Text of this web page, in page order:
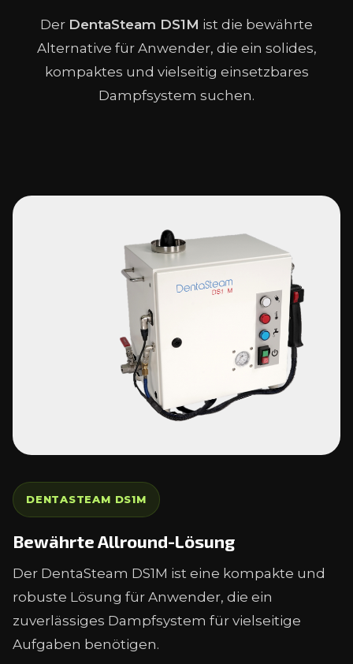
Der DentaSteam DS1M ist die bewährte
Alternative für Anwender, die ein solides,
kompaktes und vielseitig einsetzbares
Dampfsystem suchen.
DENTASTEAM DS1M
Bewährte Allround-Lösung
Der DentaSteam DS1M ist eine kompakte und
robuste Lösung für Anwender, die ein
zuverlässiges Dampfsystem für vielseitige
Aufgaben benötigen.